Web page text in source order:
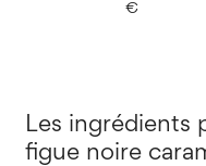
€
Les ingrédients
figue noire